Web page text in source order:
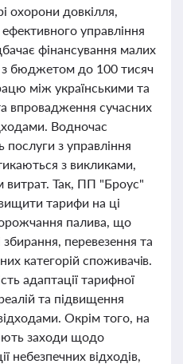
охорони довкілля,
управління
фінансування малих
з бюджетом до 100 тисяч
між українськими та
впровадження сучасних
Водночас
послуги з управління
з викликами,
витрат. Так, ПП "Броус"
тарифи на ці
палива, що
збирання, перевезення та
категорій споживачів.
адаптації тарифної
та підвищення
Окрім того, на
заходи щодо
небезпечних відходів,